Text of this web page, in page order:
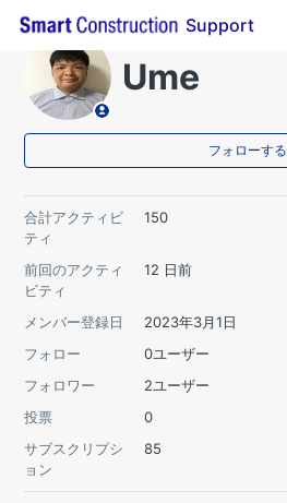
Support
Ume
フォローする
合計アクティビ
ティ
150
前回のアクティ
ビティ
12 日前
メンバー登録日
2023年3月1日
フォロー
0ユーザー
フォロワー
2ユーザー
投票
0
サブスクリプシ
ョン
85